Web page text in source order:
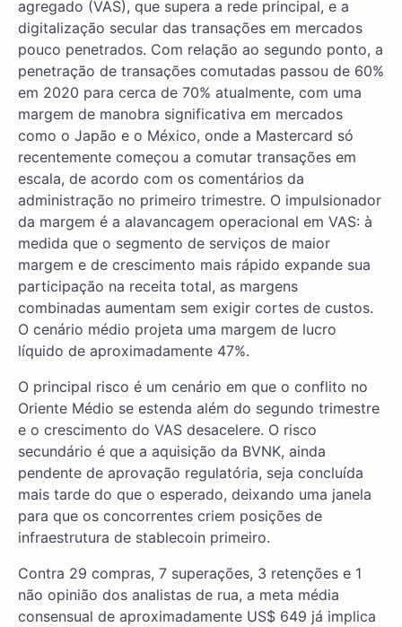
agregado (VAS), que supera a rede principal, e a
digitalização secular das transações em mercados
pouco penetrados. Com relação ao segundo ponto, a
penetração de transações comutadas passou de 60%
em 2020 para cerca de 70% atualmente, com uma
margem de manobra significativa em mercados
como o Japão e o México, onde a Mastercard só
recentemente começou a comutar transações em
escala, de acordo com os comentários da
administração no primeiro trimestre. O impulsionador
da margem é a alavancagem operacional em VAS: à
medida que o segmento de serviços de maior
margem e de crescimento mais rápido expande sua
participação na receita total, as margens
combinadas aumentam sem exigir cortes de custos.
O cenário médio projeta uma margem de lucro
líquido de aproximadamente 47%.
O principal risco é um cenário em que o conflito no
Oriente Médio se estenda além do segundo trimestre
e o crescimento do VAS desacelere. O risco
secundário é que a aquisição da BVNK, ainda
pendente de aprovação regulatória, seja concluída
mais tarde do que o esperado, deixando uma janela
para que os concorrentes criem posições de
infraestrutura de stablecoin primeiro.
Contra 29 compras, 7 superações, 3 retenções e 1
não opinião dos analistas de rua, a meta média
consensual de aproximadamente US$ 649 já implica